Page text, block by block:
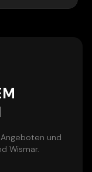
und
Wismar.